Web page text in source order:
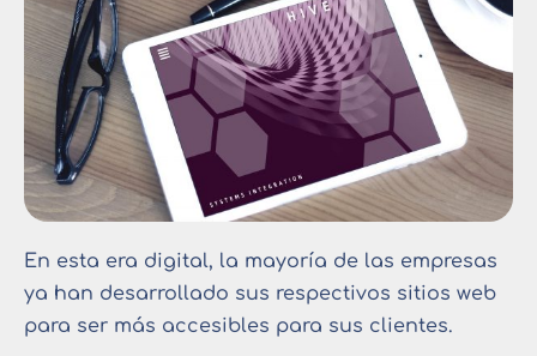
En esta era digital, la mayoría de las empresas
ya han desarrollado sus respectivos sitios web
para ser más accesibles para sus clientes.